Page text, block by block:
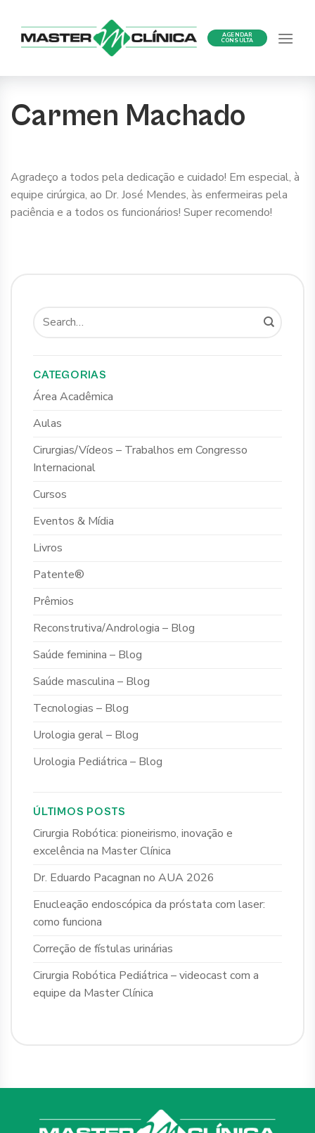
AGENDAR
CONSULTA
Carmen Machado
Agradeço a todos pela dedicação e cuidado! Em especial, à
equipe cirúrgica, ao Dr. José Mendes, às enfermeiras pela
paciência e a todos os funcionários! Super recomendo!
CATEGORIAS
Área Acadêmica
Aulas
Cirurgias/Vídeos – Trabalhos em Congresso
Internacional
Cursos
Eventos & Mídia
Livros
Patente®
Prêmios
Reconstrutiva/Andrologia – Blog
Saúde feminina – Blog
Saúde masculina – Blog
Tecnologias – Blog
Urologia geral – Blog
Urologia Pediátrica – Blog
ÚLTIMOS POSTS
Cirurgia Robótica: pioneirismo, inovação e
excelência na Master Clínica
Dr. Eduardo Pacagnan no AUA 2026
Enucleação endoscópica da próstata com laser:
como funciona
Correção de fístulas urinárias
Cirurgia Robótica Pediátrica – videocast com a
equipe da Master Clínica